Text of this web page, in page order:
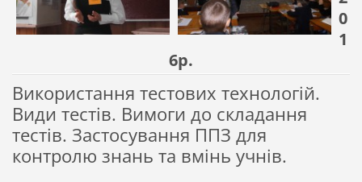
0
1
6р.
Використання тестових технологій.
Види тестів. Вимоги до складання
тестів. Застосування ППЗ для
контролю знань та вмінь учнів.